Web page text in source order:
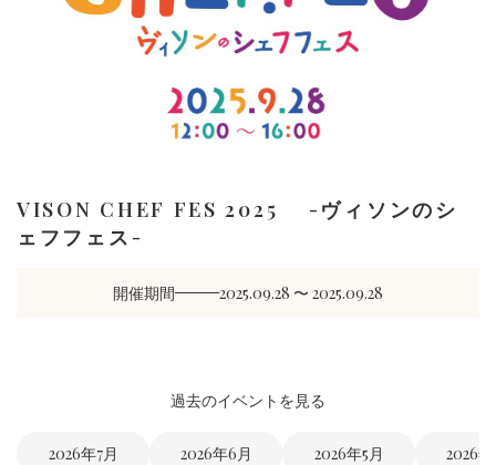
VISON CHEF FES 2025 -ヴィソンのシ
ェフフェス-
開催期間 2025.09.28 〜 2025.09.28
過去のイベントを見る
2026年7月 2026年6月 2026年5月 2026